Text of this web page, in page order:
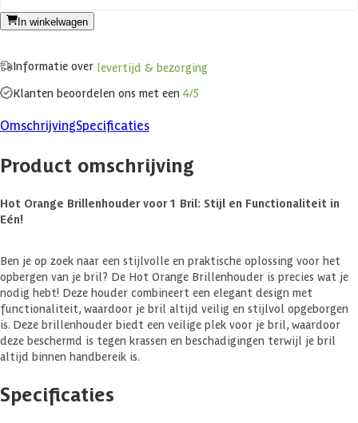
In winkelwagen
Informatie over levertijd & bezorging
Klanten beoordelen ons met een 4/5
OmschrijvingSpecificaties
Product omschrijving
Hot Orange Brillenhouder voor 1 Bril: Stijl en Functionaliteit in
Eén!
Ben je op zoek naar een stijlvolle en praktische oplossing voor het
opbergen van je bril? De Hot Orange Brillenhouder is precies wat je
nodig hebt! Deze houder combineert een elegant design met
functionaliteit, waardoor je bril altijd veilig en stijlvol opgeborgen
is. Deze brillenhouder biedt een veilige plek voor je bril, waardoor
deze beschermd is tegen krassen en beschadigingen terwijl je bril
altijd binnen handbereik is.
Specificaties